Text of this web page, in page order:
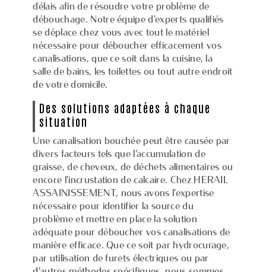
délais afin de résoudre votre problème de
débouchage. Notre équipe d'experts qualifiés
se déplace chez vous avec tout le matériel
nécessaire pour déboucher efficacement vos
canalisations, que ce soit dans la cuisine, la
salle de bains, les toilettes ou tout autre endroit
de votre domicile.
Des solutions adaptées à chaque
situation
Une canalisation bouchée peut être causée par
divers facteurs tels que l'accumulation de
graisse, de cheveux, de déchets alimentaires ou
encore l'incrustation de calcaire. Chez HERAIL
ASSAINISSEMENT, nous avons l'expertise
nécessaire pour identifier la source du
problème et mettre en place la solution
adéquate pour déboucher vos canalisations de
manière efficace. Que ce soit par hydrocurage,
par utilisation de furets électriques ou par